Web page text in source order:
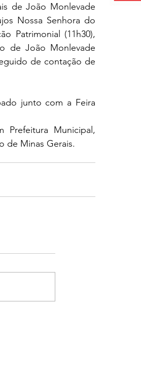
de João Monlevade
Nossa Senhora do
Patrimonial (11h30),
de João Monlevade
de contação de
junto com a Feira
Municipal,
de Minas Gerais.